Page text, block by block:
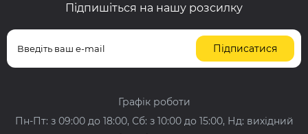
Підпишіться на нашу розсилку
Підписатися
Графік роботи
Пн-Пт: з 09:00 до 18:00, Сб: з 10:00 до 15:00, Нд: вихідний